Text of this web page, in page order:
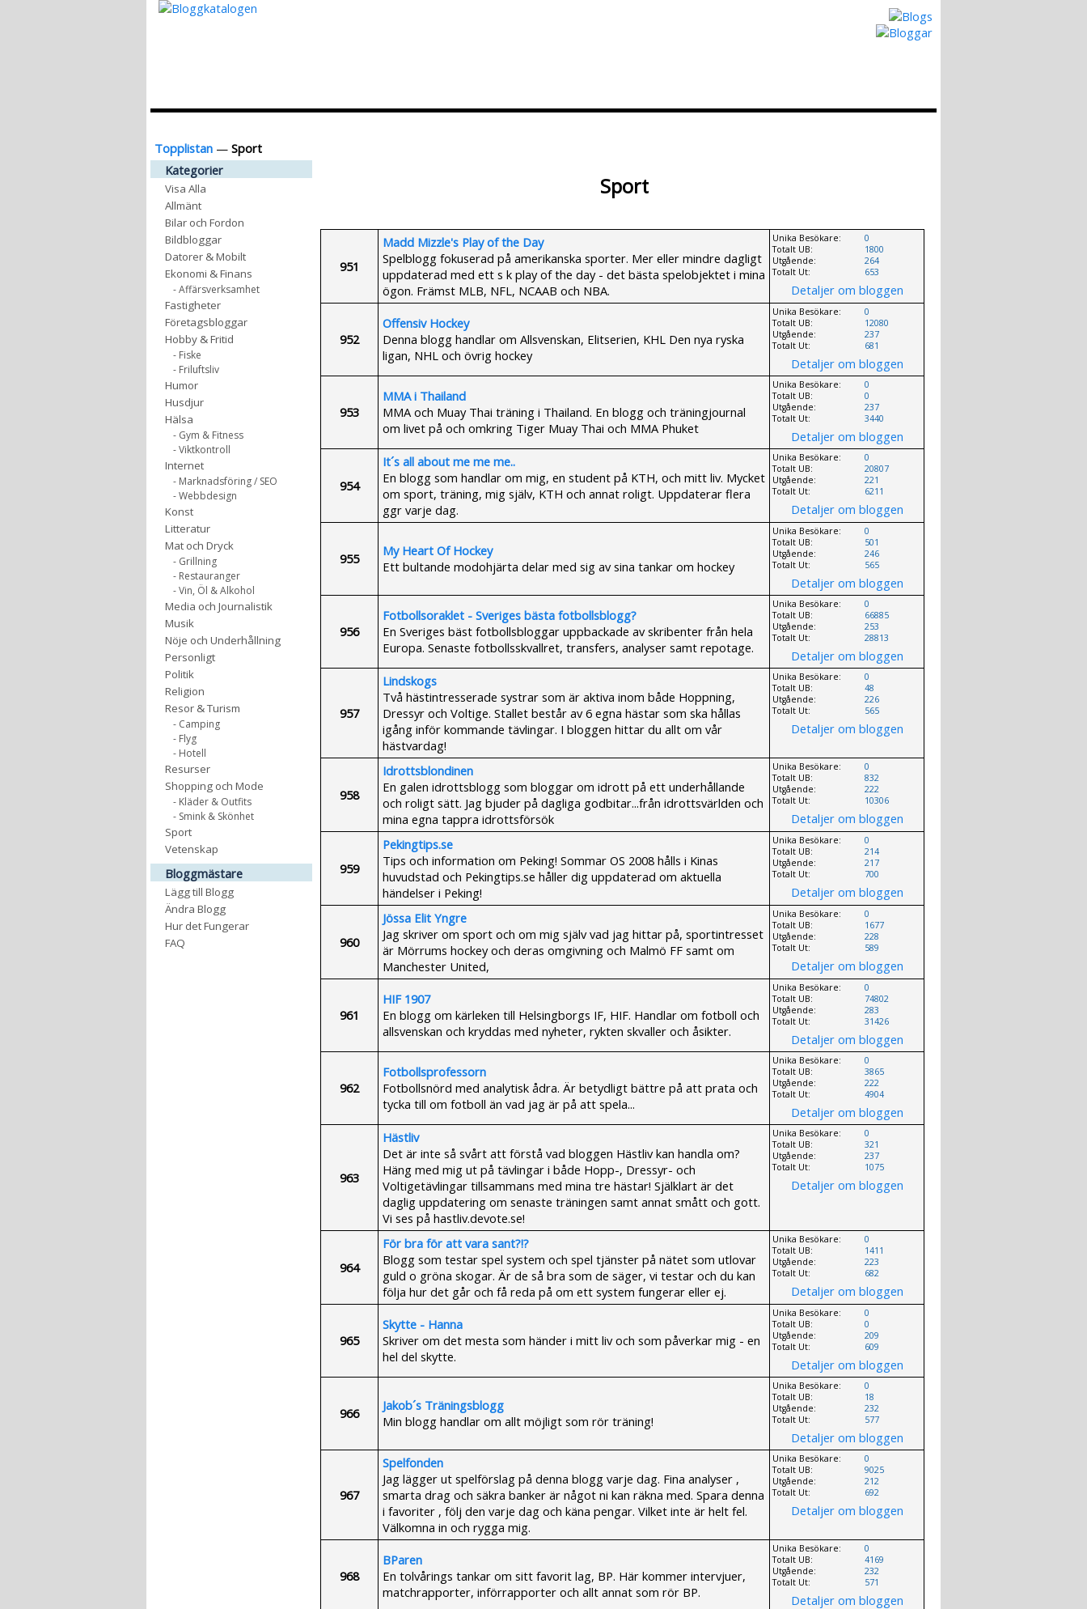
Topplistan — Sport
Kategorier
Visa Alla
Allmänt
Bilar och Fordon
Bildbloggar
Datorer & Mobilt
Ekonomi & Finans
- Affärsverksamhet
Fastigheter
Företagsbloggar
Hobby & Fritid
- Fiske
- Friluftsliv
Humor
Husdjur
Hälsa
- Gym & Fitness
- Viktkontroll
Internet
- Marknadsföring / SEO
- Webbdesign
Konst
Litteratur
Mat och Dryck
- Grillning
- Restauranger
- Vin, Öl & Alkohol
Media och Journalistik
Musik
Nöje och Underhållning
Personligt
Politik
Religion
Resor & Turism
- Camping
- Flyg
- Hotell
Resurser
Shopping och Mode
- Kläder & Outfits
- Smink & Skönhet
Sport
Vetenskap
Bloggmästare
Lägg till Blogg
Ändra Blogg
Hur det Fungerar
FAQ
Sport
951
Madd Mizzle's Play of the Day
Spelblogg fokuserad på amerikanska sporter. Mer eller mindre dagligt
uppdaterad med ett s k play of the day - det bästa spelobjektet i mina
ögon. Främst MLB, NFL, NCAAB och NBA.
Unika Besökare:
Totalt UB:
Utgående:
Totalt Ut:
0
1800
264
653
Detaljer om bloggen
952
Offensiv Hockey
Denna blogg handlar om Allsvenskan, Elitserien, KHL Den nya ryska
ligan, NHL och övrig hockey
Unika Besökare:
Totalt UB:
Utgående:
Totalt Ut:
0
12080
237
681
Detaljer om bloggen
953
MMA i Thailand
MMA och Muay Thai träning i Thailand. En blogg och träningjournal
om livet på och omkring Tiger Muay Thai och MMA Phuket
Unika Besökare:
Totalt UB:
Utgående:
Totalt Ut:
0
0
237
3440
Detaljer om bloggen
954
It´s all about me me me..
En blogg som handlar om mig, en student på KTH, och mitt liv. Mycket
om sport, träning, mig själv, KTH och annat roligt. Uppdaterar flera
ggr varje dag.
Unika Besökare:
Totalt UB:
Utgående:
Totalt Ut:
0
20807
221
6211
Detaljer om bloggen
955
My Heart Of Hockey
Ett bultande modohjärta delar med sig av sina tankar om hockey
Unika Besökare:
Totalt UB:
Utgående:
Totalt Ut:
0
501
246
565
Detaljer om bloggen
956
Fotbollsoraklet - Sveriges bästa fotbollsblogg?
En Sveriges bäst fotbollsbloggar uppbackade av skribenter från hela
Europa. Senaste fotbollsskvallret, transfers, analyser samt repotage.
Unika Besökare:
Totalt UB:
Utgående:
Totalt Ut:
0
66885
253
28813
Detaljer om bloggen
957
Lindskogs
Två hästintresserade systrar som är aktiva inom både Hoppning,
Dressyr och Voltige. Stallet består av 6 egna hästar som ska hållas
igång inför kommande tävlingar. I bloggen hittar du allt om vår
hästvardag!
Unika Besökare:
Totalt UB:
Utgående:
Totalt Ut:
0
48
226
565
Detaljer om bloggen
958
Idrottsblondinen
En galen idrottsblogg som bloggar om idrott på ett underhållande
och roligt sätt. Jag bjuder på dagliga godbitar...från idrottsvärlden och
mina egna tappra idrottsförsök
Unika Besökare:
Totalt UB:
Utgående:
Totalt Ut:
0
832
222
10306
Detaljer om bloggen
959
Pekingtips.se
Tips och information om Peking! Sommar OS 2008 hålls i Kinas
huvudstad och Pekingtips.se håller dig uppdaterad om aktuella
händelser i Peking!
Unika Besökare:
Totalt UB:
Utgående:
Totalt Ut:
0
214
217
700
Detaljer om bloggen
960
Jössa Elit Yngre
Jag skriver om sport och om mig själv vad jag hittar på, sportintresset
är Mörrums hockey och deras omgivning och Malmö FF samt om
Manchester United,
Unika Besökare:
Totalt UB:
Utgående:
Totalt Ut:
0
1677
228
589
Detaljer om bloggen
961
HIF 1907
En blogg om kärleken till Helsingborgs IF, HIF. Handlar om fotboll och
allsvenskan och kryddas med nyheter, rykten skvaller och åsikter.
Unika Besökare:
Totalt UB:
Utgående:
Totalt Ut:
0
74802
283
31426
Detaljer om bloggen
962
Fotbollsprofessorn
Fotbollsnörd med analytisk ådra. Är betydligt bättre på att prata och
tycka till om fotboll än vad jag är på att spela...
Unika Besökare:
Totalt UB:
Utgående:
Totalt Ut:
0
3865
222
4904
Detaljer om bloggen
963
Hästliv
Det är inte så svårt att förstå vad bloggen Hästliv kan handla om?
Häng med mig ut på tävlingar i både Hopp-, Dressyr- och
Voltigetävlingar tillsammans med mina tre hästar! Själklart är det
daglig uppdatering om senaste träningen samt annat smått och gott.
Vi ses på hastliv.devote.se!
Unika Besökare:
Totalt UB:
Utgående:
Totalt Ut:
0
321
237
1075
Detaljer om bloggen
964
För bra för att vara sant?!?
Blogg som testar spel system och spel tjänster på nätet som utlovar
guld o gröna skogar. Är de så bra som de säger, vi testar och du kan
följa hur det går och få reda på om ett system fungerar eller ej.
Unika Besökare:
Totalt UB:
Utgående:
Totalt Ut:
0
1411
223
682
Detaljer om bloggen
965
Skytte - Hanna
Skriver om det mesta som händer i mitt liv och som påverkar mig - en
hel del skytte.
Unika Besökare:
Totalt UB:
Utgående:
Totalt Ut:
0
0
209
609
Detaljer om bloggen
966
Jakob´s Träningsblogg
Min blogg handlar om allt möjligt som rör träning!
Unika Besökare:
Totalt UB:
Utgående:
Totalt Ut:
0
18
232
577
Detaljer om bloggen
967
Spelfonden
Jag lägger ut spelförslag på denna blogg varje dag. Fina analyser ,
smarta drag och säkra banker är något ni kan räkna med. Spara denna
i favoriter , följ den varje dag och käna pengar. Vilket inte är helt fel.
Välkomna in och rygga mig.
Unika Besökare:
Totalt UB:
Utgående:
Totalt Ut:
0
9025
212
692
Detaljer om bloggen
968
BParen
En tolvårings tankar om sitt favorit lag, BP. Här kommer intervjuer,
matchrapporter, införrapporter och allt annat som rör BP.
Unika Besökare:
Totalt UB:
Utgående:
Totalt Ut:
0
4169
232
571
Detaljer om bloggen